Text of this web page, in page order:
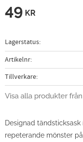
49 KR
Lagerstatus
Artikelnr
Tillverkare
Visa alla produkter
Designad
repeterande mönster